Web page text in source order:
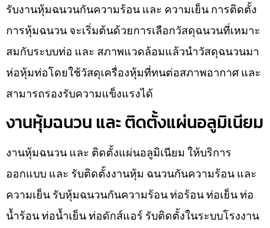
รับงานหุ้มฉนวนกันความร้อน และ ความเย็น การติดตั้ง
การหุ้มฉนวน จะเริ่มต้นด้วยการเลือกวัสดุฉนวนที่เหมาะ
สมกับระบบท่อ และ สภาพแวดล้อมแล้วนำวัสดุฉนวนมา
ห่อหุ้มท่อโดยใช้วัสดุเครื่องหุ้มที่ทนต่อสภาพอากาศ และ
สามารถรองรับความแข็งแรงได้
งานหุ้มฉนวน และ ติดตั้งแผ่นอลูมิเนียม
งานหุ้มฉนวน และ ติดตั้งแผ่นอลูมิเนียม ให้บริการ
ออกแบบ และ รับติดตั้งงานหุ้ม ฉนวนกันความร้อน และ
ความเย็น รับหุ้มฉนวนกันความร้อน ท่อร้อน ท่อเย็น ท่อ
น้ำร้อน ท่อน้ำเย็น ท่อดักส์แอร์ รับติดตั้งในระบบโรงงาน